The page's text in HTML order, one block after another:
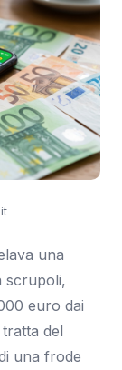
una
scrupoli,
euro dai
del
una frode